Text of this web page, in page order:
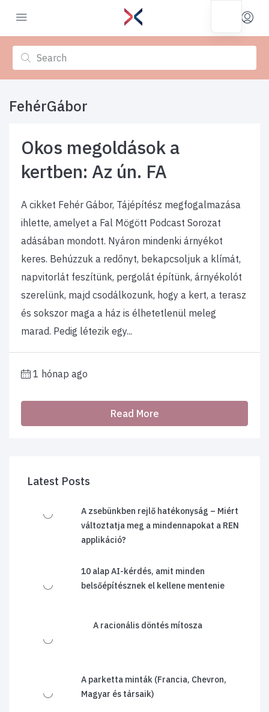
FehérGábor
Okos megoldások a
kertben: Az ún. FA
A cikket Fehér Gábor, Tájépítész megfogalmazása
ihlette, amelyet a Fal Mögött Podcast Sorozat
adásában mondott. Nyáron mindenki árnyékot
keres. Behúzzuk a redőnyt, bekapcsoljuk a klímát,
napvitorlát feszítünk, pergolát építünk, árnyékolót
szerelünk, majd csodálkozunk, hogy a kert, a terasz
és sokszor maga a ház is élhetetlenül meleg
marad. Pedig létezik egy...
1 hónap ago
Read More
Latest Posts
A zsebünkben rejlő hatékonyság – Miért
változtatja meg a mindennapokat a REN
applikáció?
10 alap AI-kérdés, amit minden
belsőépítésznek el kellene mentenie
A racionális döntés mítosza
A parketta minták (Francia, Chevron,
Magyar és társaik)